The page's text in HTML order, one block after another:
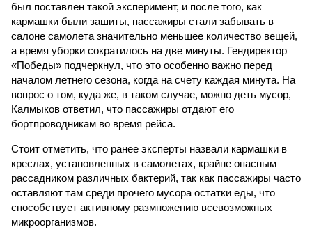
был поставлен такой эксперимент, и после того, как
кармашки были зашиты, пассажиры стали забывать в
салоне самолета значительно меньшее количество вещей,
а время уборки сократилось на две минуты. Гендиректор
«Победы» подчеркнул, что это особенно важно перед
началом летнего сезона, когда на счету каждая минута. На
вопрос о том, куда же, в таком случае, можно деть мусор,
Калмыков ответил, что пассажиры отдают его
бортпроводникам во время рейса.
Стоит отметить, что ранее эксперты назвали кармашки в
креслах, установленных в самолетах, крайне опасным
рассадником различных бактерий, так как пассажиры часто
оставляют там среди прочего мусора остатки еды, что
способствует активному размножению всевозможных
микроорганизмов.